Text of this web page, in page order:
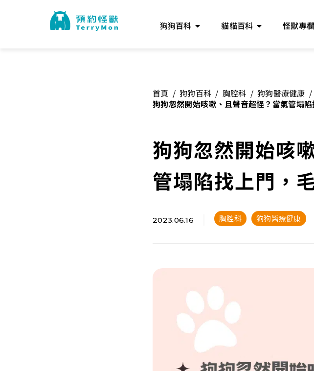
狗狗百科 貓貓百科 怪獸專欄
首頁 / 狗狗百科 / 胸腔科 / 狗狗醫療健康 /
狗狗忽然開始咳嗽、且聲音超怪？當氣管塌
狗狗忽然開始咳
管塌陷找上門，
2023.06.16 胸腔科 狗狗醫療健康